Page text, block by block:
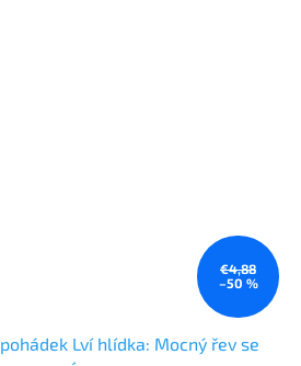
€4,88
–50 %
Lví hlídka: Mocný řev se